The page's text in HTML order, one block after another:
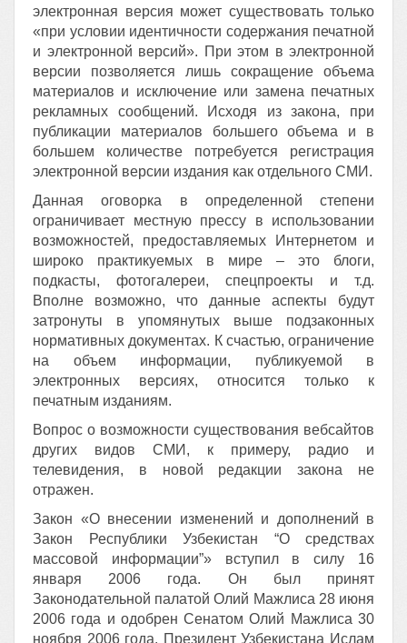
электронная версия может существовать только
«при условии идентичности содержания печатной
и электронной версий». При этом в электронной
версии позволяется лишь сокращение объема
материалов и исключение или замена печатных
рекламных сообщений. Исходя из закона, при
публикации материалов большего объема и в
большем количестве потребуется регистрация
электронной версии издания как отдельного СМИ.
Данная оговорка в определенной степени
ограничивает местную прессу в использовании
возможностей, предоставляемых Интернетом и
широко практикуемых в мире – это блоги,
подкасты, фотогалереи, спецпроекты и т.д.
Вполне возможно, что данные аспекты будут
затронуты в упомянутых выше подзаконных
нормативных документах. К счастью, ограничение
на объем информации, публикуемой в
электронных версиях, относится только к
печатным изданиям.
Вопрос о возможности существования вебсайтов
других видов СМИ, к примеру, радио и
телевидения, в новой редакции закона не
отражен.
Закон «О внесении изменений и дополнений в
Закон Республики Узбекистан “О средствах
массовой информации”» вступил в силу 16
января 2006 года. Он был принят
Законодательной палатой Олий Мажлиса 28 июня
2006 года и одобрен Сенатом Олий Мажлиса 30
ноября 2006 года. ПрезидентУзбекистана Ислам